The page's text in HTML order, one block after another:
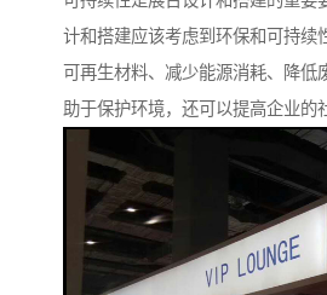
计和搭建应该考虑到环保和可持续
可再生材料、减少能源消耗、降低
助于保护环境，还可以提高企业的